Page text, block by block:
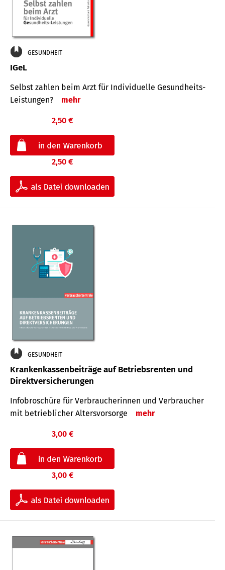
GESUNDHEIT
IGeL
Selbst zahlen beim Arzt für Indi­vidu­elle Gesund­heits-
Leis­tungen?
mehr
2,50 €
2,50 €
GESUNDHEIT
Krankenkassenbeiträge auf Betriebsrenten und
Direktversicherungen
Infobroschüre für Verbraucherinnen und Verbraucher
mit betrieblicher Altersvorsorge
mehr
3,00 €
3,00 €